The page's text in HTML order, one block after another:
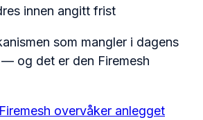
innen angitt frist
som mangler i dagens
og det er den Firemesh
overvåker anlegget